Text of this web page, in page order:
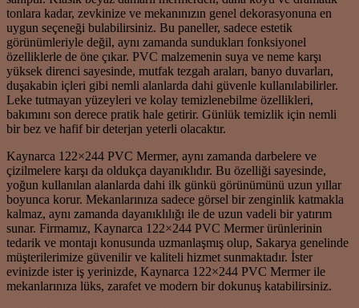
tonlara kadar, zevkinize ve mekanınızın genel dekorasyonuna en
uygun seçeneği bulabilirsiniz. Bu paneller, sadece estetik
görünümleriyle değil, aynı zamanda sundukları fonksiyonel
özelliklerle de öne çıkar. PVC malzemenin suya ve neme karşı
yüksek direnci sayesinde, mutfak tezgah araları, banyo duvarları,
duşakabin içleri gibi nemli alanlarda dahi güvenle kullanılabilirler.
Leke tutmayan yüzeyleri ve kolay temizlenebilme özellikleri,
bakımını son derece pratik hale getirir. Günlük temizlik için nemli
bir bez ve hafif bir deterjan yeterli olacaktır.
Kaynarca 122×244 PVC Mermer, aynı zamanda darbelere ve
çizilmelere karşı da oldukça dayanıklıdır. Bu özelliği sayesinde,
yoğun kullanılan alanlarda dahi ilk günkü görünümünü uzun yıllar
boyunca korur. Mekanlarınıza sadece görsel bir zenginlik katmakla
kalmaz, aynı zamanda dayanıklılığı ile de uzun vadeli bir yatırım
sunar. Firmamız, Kaynarca 122×244 PVC Mermer ürünlerinin
tedarik ve montajı konusunda uzmanlaşmış olup, Sakarya genelinde
müşterilerimize güvenilir ve kaliteli hizmet sunmaktadır. İster
evinizde ister iş yerinizde, Kaynarca 122×244 PVC Mermer ile
mekanlarınıza lüks, zarafet ve modern bir dokunuş katabilirsiniz.